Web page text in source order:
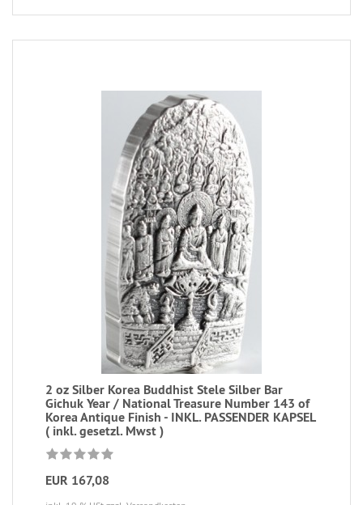
2 oz Silber Korea Buddhist Stele Silber Bar
Gichuk Year / National Treasure Number 143 of
Korea Antique Finish - INKL. PASSENDER KAPSEL
( inkl. gesetzl. Mwst )
EUR 167,08